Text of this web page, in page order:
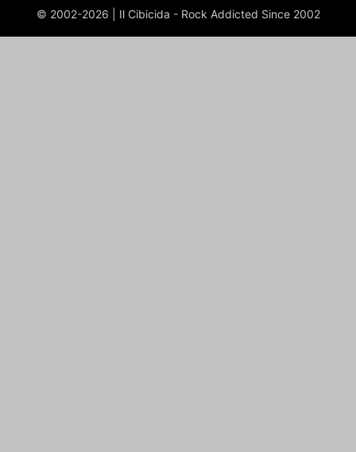
© 2002-2026 | Il Cibicida - Rock Addicted Since 2002